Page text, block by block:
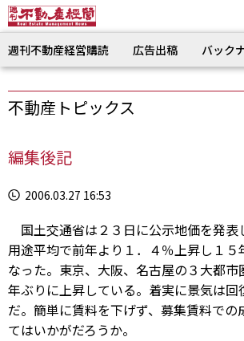
週刊不動産経営購読 広告出稿 バック
不動産トピックス
編集後記
2006.03.27 16:53
国土交通省は２３日に公示地価を発表
用途平均で前年より１．４％上昇し１５
なった。東京、大阪、名古屋の３大都市
年ぶりに上昇している。着実に景気は回
だ。簡単に賃料を下げず、募集賃料での
てはいかがだろうか。